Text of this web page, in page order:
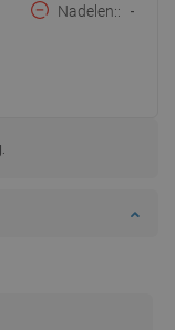
Nadelen: -